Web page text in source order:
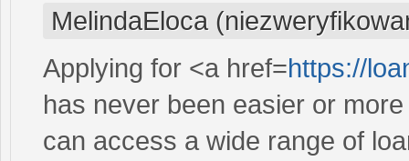
MelindaEloca
Applying for <a href=https://
has never been easier or
can access a wide range of